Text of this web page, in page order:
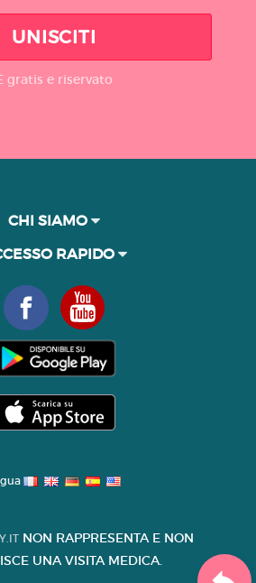
UNISCITI
gratis e riservato
CHI SIAMO
RAPIDO
NON RAPPRESENTA E NON
UNA VISITA MEDICA.